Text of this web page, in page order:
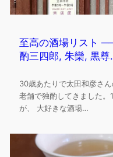
至高の酒場リスト
酌三四郎, 朱欒, 黒
30歳あたりで太田和彦さ
老舗で独酌してきました
が、 大好きな酒場…